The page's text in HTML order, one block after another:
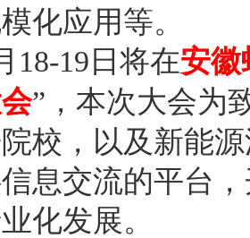
化应用等。
18-19日将在安徽
”，本次大会为
校，以及新能
息交流的平台
化发展。